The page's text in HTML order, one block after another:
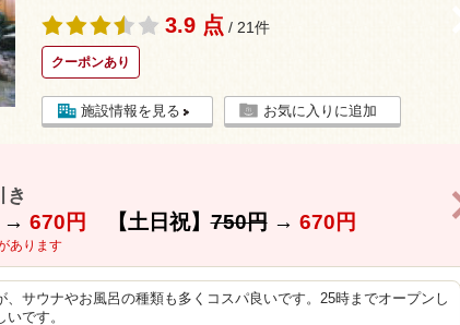
3.9 点 / 21件
クーポンあり
施設情報を見る お気に入りに追加
き
670円 【土日祝】750円→ 670円
あります
、サウナやお風呂の種類も多くコスパ良いです。25時までオープンし
です。